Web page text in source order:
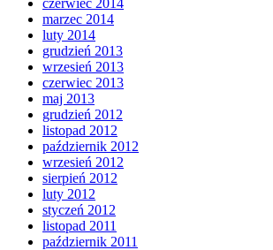
marzec 2014
luty 2014
grudzień 2013
wrzesień 2013
czerwiec 2013
maj 2013
grudzień 2012
listopad 2012
październik 2012
wrzesień 2012
sierpień 2012
luty 2012
styczeń 2012
listopad 2011
październik 2011